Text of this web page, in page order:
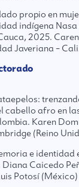
propio en
indígena Nasa
2025.
Javeriana –
cabello afro en
Karen
(Reino
e identidad
Caicedo
Potosí (México)